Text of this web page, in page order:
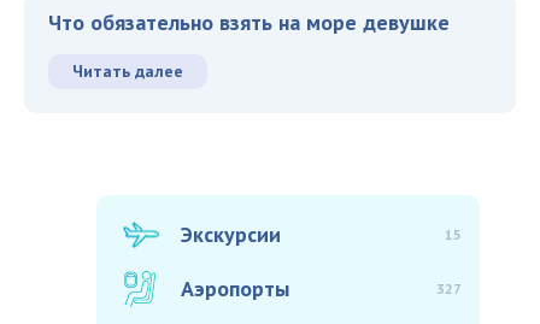
Что обязательно взять на море девушке
Читать далее
Экскурсии 15
Аэропорты 327